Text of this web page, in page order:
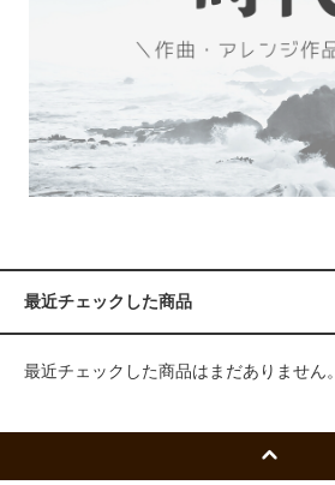
最近チェックした商品
最近チェックした商品はまだありません。